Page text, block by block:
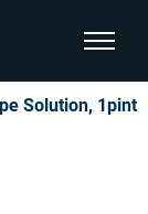
显示页
Solution, 1pint